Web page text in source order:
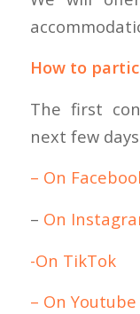
How to
The first
next few
– On
– On
-On TikTok
– On Youtube